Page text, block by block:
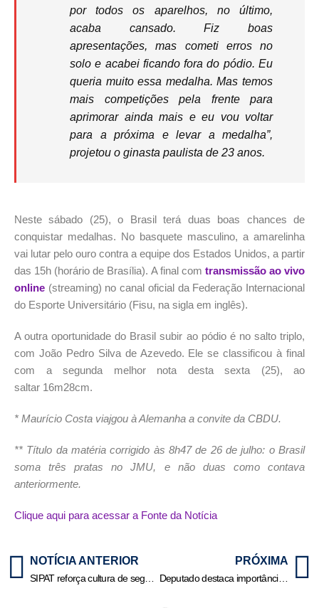
por todos os aparelhos, no último,
acaba cansado. Fiz boas
apresentações, mas cometi erros no
solo e acabei ficando fora do pódio. Eu
queria muito essa medalha. Mas temos
mais competições pela frente para
aprimorar ainda mais e eu vou voltar
para a próxima e levar a medalha”,
projetou o ginasta paulista de 23 anos.
Neste sábado (25), o Brasil terá duas boas chances de
conquistar medalhas. No basquete masculino, a amarelinha
vai lutar pelo ouro contra a equipe dos Estados Unidos, a partir
das 15h (horário de Brasília). A final com transmissão ao vivo
online (streaming) no canal oficial da Federação Internacional
do Esporte Universitário (Fisu, na sigla em inglês).
A outra oportunidade do Brasil subir ao pódio é no salto triplo,
com João Pedro Silva de Azevedo. Ele se classificou à final
com a segunda melhor nota desta sexta (25), ao
saltar 16m28cm.
* Maurício Costa viajgou à Alemanha a convite da CBDU.
** Título da matéria corrigido às 8h47 de 26 de julho: o Brasil
soma três pratas no JMU, e não duas como contava
anteriormente.
Clique aqui para acessar a Fonte da Notícia
NOTÍCIA ANTERIOR
SIPAT reforça cultura de segurança e bem-estar em indústria de bebidas
PRÓXIMA
Deputado destaca importância da Festança de Vila Bela como resgate histórico, cultural e fortalecimento do turismo